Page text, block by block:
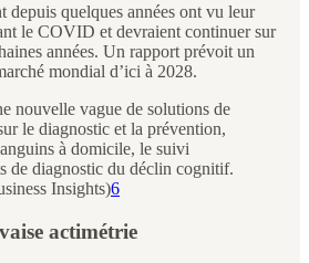
depuis quelques années ont vu leur
le COVID et devraient continuer sur
années. Un rapport prévoit un
mondial d’ici à 2028.
nouvelle vague de solutions de
le diagnostic et la prévention,
à domicile, le suivi
de diagnostic du déclin cognitif.
Insights)6
actimétrie